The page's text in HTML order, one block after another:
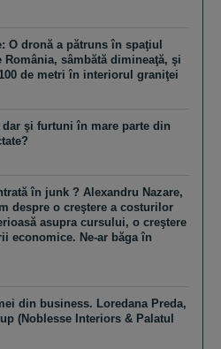
O dronă a pătruns în spaţiul
sâmbătă dimineaţă, şi
de metri în interiorul graniţei
şi furtuni în mare parte din
în junk ? Alexandru Nazare,
despre o creştere a costurilor
asupra cursului, o creştere
economice. Ne-ar băga în
din business. Loredana Preda,
(Noblesse Interiors & Palatul